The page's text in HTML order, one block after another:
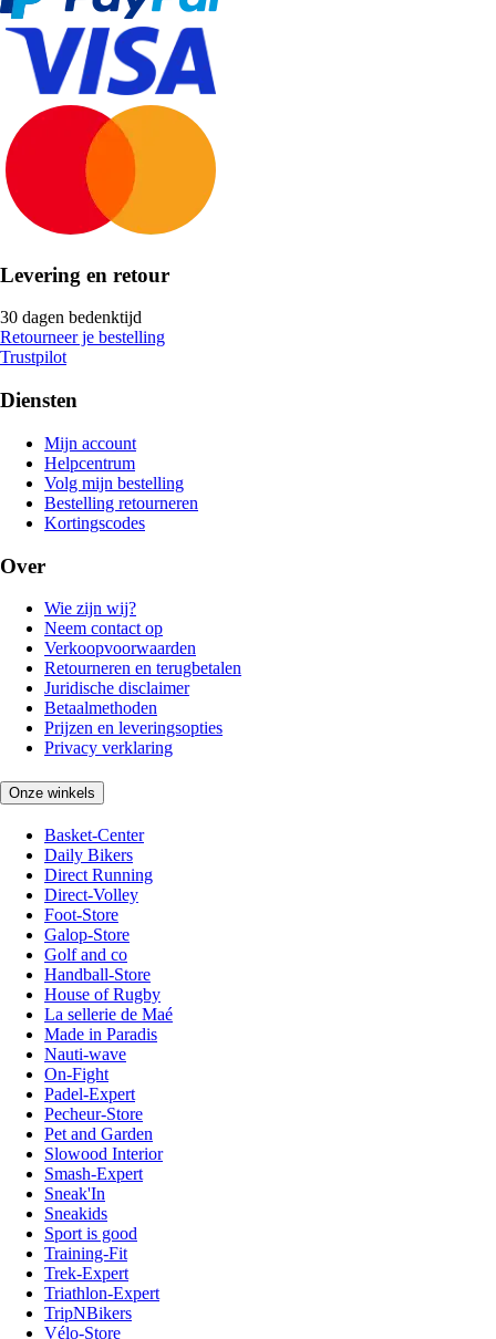
Levering en retour
30 dagen bedenktijd
Retourneer je bestelling
Trustpilot
Diensten
Mijn account
Helpcentrum
Volg mijn bestelling
Bestelling retourneren
Kortingscodes
Over
Wie zijn wij?
Neem contact op
Verkoopvoorwaarden
Retourneren en terugbetalen
Juridische disclaimer
Betaalmethoden
Prijzen en leveringsopties
Privacy verklaring
Onze winkels
Basket-Center
Daily Bikers
Direct Running
Direct-Volley
Foot-Store
Galop-Store
Golf and co
Handball-Store
House of Rugby
La sellerie de Maé
Made in Paradis
Nauti-wave
On-Fight
Padel-Expert
Pecheur-Store
Pet and Garden
Slowood Interior
Smash-Expert
Sneak'In
Sneakids
Sport is good
Training-Fit
Trek-Expert
Triathlon-Expert
TripNBikers
Vélo-Store